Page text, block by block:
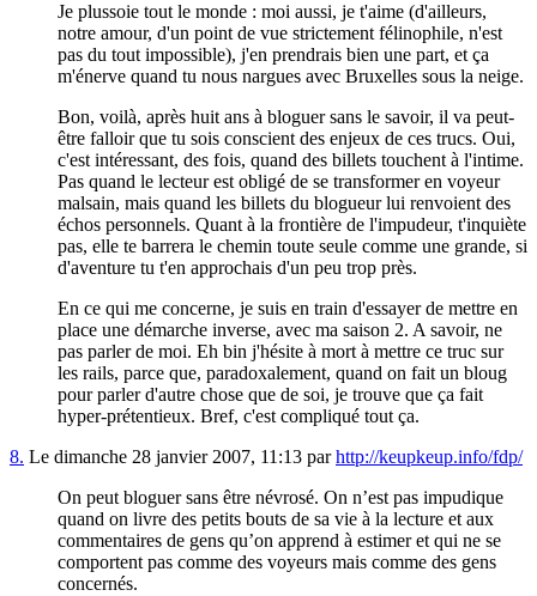
Je plussoie tout le monde : moi aussi, je t'aime (d'ailleurs,
notre amour, d'un point de vue strictement félinophile, n'est
pas du tout impossible), j'en prendrais bien une part, et ça
m'énerve quand tu nous nargues avec Bruxelles sous la neige.
Bon, voilà, après huit ans à bloguer sans le savoir, il va peut-
être falloir que tu sois conscient des enjeux de ces trucs. Oui,
c'est intéressant, des fois, quand des billets touchent à l'intime.
Pas quand le lecteur est obligé de se transformer en voyeur
malsain, mais quand les billets du blogueur lui renvoient des
échos personnels. Quant à la frontière de l'impudeur, t'inquiète
pas, elle te barrera le chemin toute seule comme une grande, si
d'aventure tu t'en approchais d'un peu trop près.
En ce qui me concerne, je suis en train d'essayer de mettre en
place une démarche inverse, avec ma saison 2. A savoir, ne
pas parler de moi. Eh bin j'hésite à mort à mettre ce truc sur
les rails, parce que, paradoxalement, quand on fait un bloug
pour parler d'autre chose que de soi, je trouve que ça fait
hyper-prétentieux. Bref, c'est compliqué tout ça.
8. Le dimanche 28 janvier 2007, 11:13 parhttp://keupkeup.info/fdp/
On peut bloguer sans être névrosé. On n’est pas impudique
quand on livre des petits bouts de sa vie à la lecture et aux
commentaires de gens qu’on apprend à estimer et qui ne se
comportent pas comme des voyeurs mais comme des gens
concernés.